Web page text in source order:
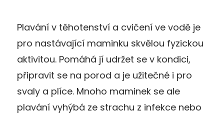
Plavání v těhotenství a cvičení ve vodě je
pro nastávající maminku skvělou fyzickou
aktivitou. Pomáhá jí udržet se v kondici,
připravit se na porod a je užitečné i pro
svaly a plíce. Mnoho maminek se ale
plavání vyhýbá ze strachu z infekce nebo